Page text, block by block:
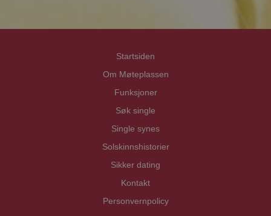
Startsiden
Om Møteplassen
Funksjoner
Søk single
Single synes
Solskinnshistorier
Sikker dating
Kontakt
Personvernpolicy